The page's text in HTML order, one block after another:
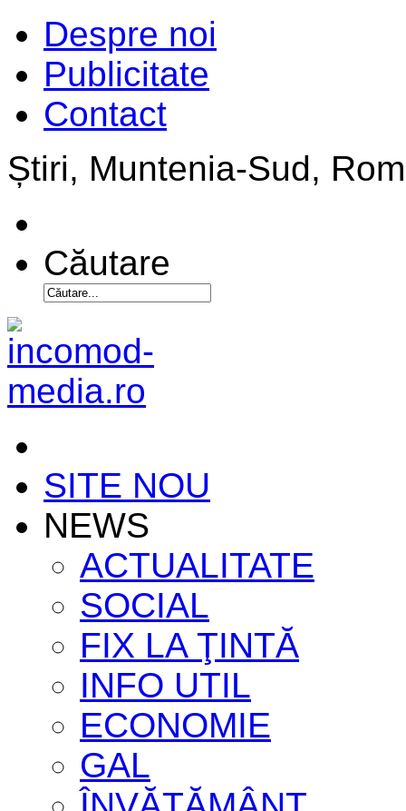
Despre noi
Publicitate
Contact
Știri, Muntenia-Sud,
Căutare
SITE NOU
NEWS
ACTUALITATE
SOCIAL
FIX LA ŢINTĂ
INFO UTIL
ECONOMIE
GAL